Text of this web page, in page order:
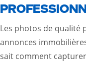
Les photos de qualité
annonces
sait comment